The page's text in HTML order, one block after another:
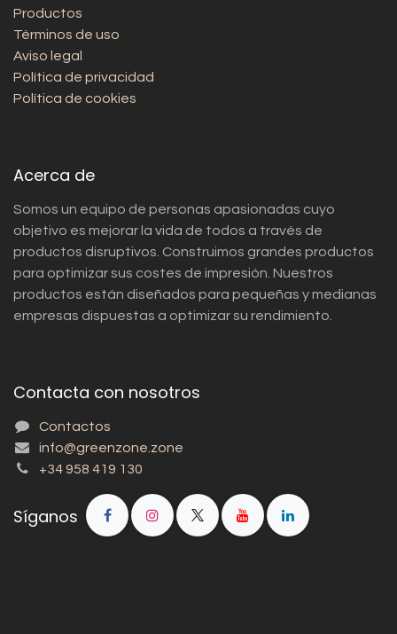
Productos
Términos de uso
Aviso legal
Política de privacidad
Política de cookies
Acerca de
Somos un equipo de personas apasionadas cuyo
objetivo es mejorar la vida de todos a través de
productos disruptivos. Construimos grandes productos
para optimizar sus costes de impresión. Nuestros
productos están diseñados para pequeñas y medianas
empresas dispuestas a optimizar su rendimiento.
Contacta con nosotros
Contactos
info@greenzone.zone
+34 958 419 130
Síganos